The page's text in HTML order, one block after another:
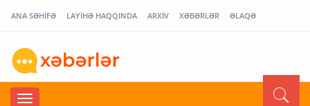
ANA SƏHİFƏ LAYİHƏ HAQQINDA ARXİV XƏBƏRLƏR ƏLAQƏ